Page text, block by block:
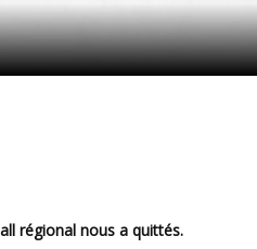
régional nous a quittés.